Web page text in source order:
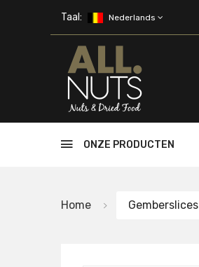
Taal: Nederlands
ONZE PRODUCTEN
Home Gemberslices